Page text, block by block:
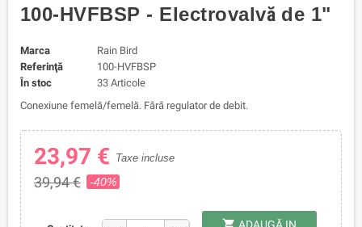
100-HVFBSP - Electrovalvă de 1"
Marca
Rain Bird
Referinţă
100-HVFBSP
În stoc
33 Articole
Conexiune femelă/femelă. Fără regulator de debit.
23,97 € Taxe incluse
39,94 € -40%
shopping_cart ADAUGĂ IN